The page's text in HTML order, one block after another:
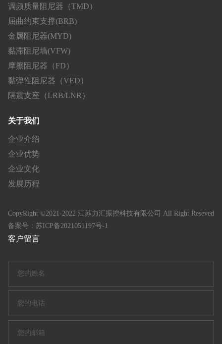
调频质量阻尼器（TMD）
屈曲约束支撑(BRB)
金属阻尼器(MYD)
黏滞阻尼墙(VFW)
摩擦阻尼器（FD）
黏弹性阻尼器（VED）
隔震支座（LRB/LNR）
关于我们
企业介绍
企业优势
企业文化
发展历程
CopyRight ©2021-2022 江苏力汇振控科技有限公司 All Right Reseved
备案号： 苏ICP备2021051197号-1
客户留言